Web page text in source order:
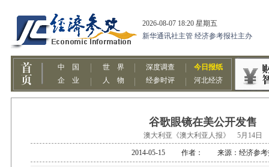
谷歌眼镜在美公开发售
澳大利亚《澳大利亚人报》 5月14日
2014-05-15 作者： 来源：经济参考